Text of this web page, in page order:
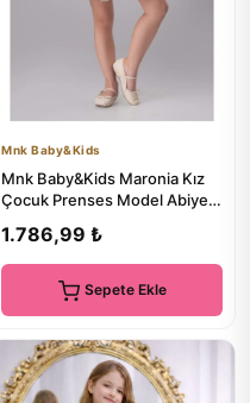
Mnk Baby&Kids
Mnk Baby&Kids Maronia Kız
Çocuk Prenses Model Abiye
1.786,99 ₺
Sepete Ekle